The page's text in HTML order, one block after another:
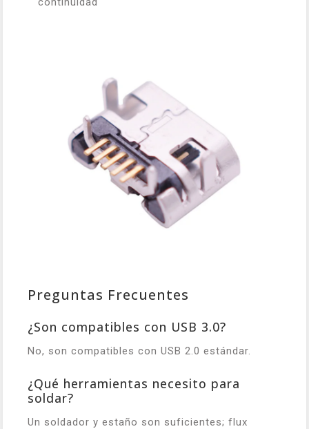
Preguntas Frecuentes
¿Son compatibles con USB 3.0?
No, son compatibles con USB 2.0 estándar.
¿Qué herramientas necesito para
soldar?
Un soldador y estaño son suficientes; flux